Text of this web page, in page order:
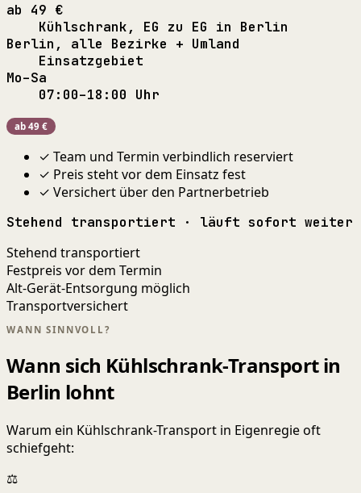
ab 49 €
Kühlschrank, EG zu EG in Berlin
Berlin, alle Bezirke + Umland
Einsatzgebiet
Mo–Sa
07:00–18:00 Uhr
ab 49 €
✓ Team und Termin verbindlich reserviert
✓ Preis steht vor dem Einsatz fest
✓ Versichert über den Partnerbetrieb
Stehend transportiert · läuft sofort weiter
Stehend transportiert
Festpreis vor dem Termin
Alt-Gerät-Entsorgung möglich
Transportversichert
WANN SINNVOLL?
Wann sich Kühlschrank-Transport in
Berlin lohnt
Warum ein Kühlschrank-Transport in Eigenregie oft
schiefgeht:
⚖️